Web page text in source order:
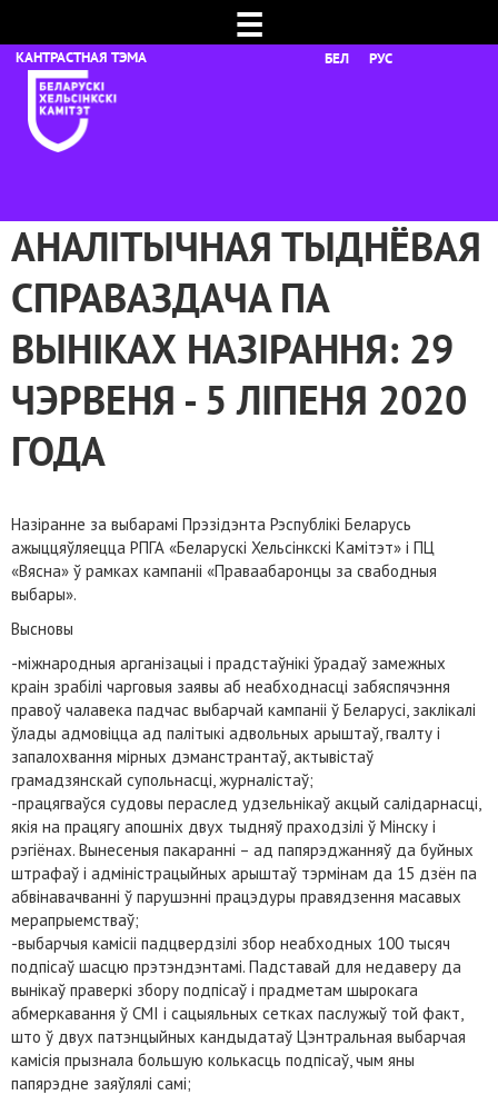
☰
БЕЛ РУС
АНАЛІТЫЧНАЯ ТЫДНЁВАЯ
СПРАВАЗДАЧА ПА
ВЫНІКАХ НАЗІРАННЯ: 29
ЧЭРВЕНЯ - 5 ЛІПЕНЯ 2020
ГОДА
Назіранне за выбарамі Прэзідэнта Рэспублікі Беларусь
ажыццяўляецца РПГА «Беларускі Хельсінкскі Камітэт» і ПЦ
«Вясна» ў рамках кампаніі «Праваабаронцы за свабодныя
выбары».
Высновы
-міжнародныя арганізацыі і прадстаўнікі ўрадаў замежных
краін зрабілі чарговыя заявы аб неабходнасці забяспячэння
правоў чалавека падчас выбарчай кампаніі ў Беларусі, заклікалі
ўлады адмовіцца ад палітыкі адвольных арыштаў, гвалту і
запалохвання мірных дэманстрантаў, актывістаў
грамадзянскай супольнасці, журналістаў;
-працягваўся судовы пераслед удзельнікаў акцый салідарнасці,
якія на працягу апошніх двух тыдняў праходзілі ў Мінску і
рэгіёнах. Вынесеныя пакаранні – ад папярэджанняў да буйных
штрафаў і адміністрацыйных арыштаў тэрмінам да 15 дзён па
абвінавачванні ў парушэнні працэдуры правядзення масавых
мерапрыемстваў;
-выбарчыя камісіі падцвердзілі збор неабходных 100 тысяч
подпісаў шасцю прэтэндэнтамі. Падставай для недаверу да
вынікаў праверкі збору подпісаў і прадметам шырокага
абмеркавання ў СМІ і сацыяльных сетках паслужыў той факт,
што ў двух патэнцыйных кандыдатаў Цэнтральная выбарчая
камісія прызнала большую колькасць подпісаў, чым яны
папярэдне заяўлялі самі;